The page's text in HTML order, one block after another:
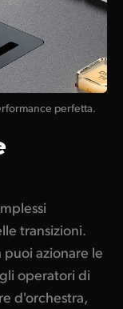
perfetta.
transizioni.
azionare le
operatori di
d'orchestra,